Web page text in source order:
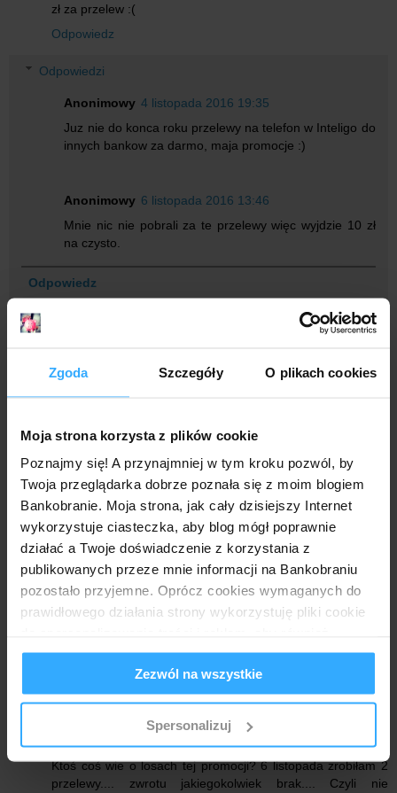
Zgoda Szczegóły O plikach cookies
Moja strona korzysta z plików cookie
Poznajmy się! A przynajmniej w tym kroku pozwól, by
Twoja przeglądarka dobrze poznała się z moim blogiem
Bankobranie. Moja strona, jak cały dzisiejszy Internet
wykorzystuje ciasteczka, aby blog mógł poprawnie
działać a Twoje doświadczenie z korzystania z
publikowanych przeze mnie informacji na Bankobraniu
pozostało przyjemne. Oprócz cookies wymaganych do
prawidłowego działania strony wykorzystuję pliki cookie
analizować ruch w mojej witrynie. Informacje o tym, jak
korzystasz z bloga, udostępniam moim partnerom
społecznościowym, reklamowym i analitycznym.
Partnerzy mogą połączyć te informacje z innymi danymi
korzystania z ich usług.
Zezwól na wszystkie
Spersonalizuj
zł za przelew :(
Odpowiedz
Odpowiedzi
Anonimowy 4 listopada 2016 19:35
Juz nie do konca roku przelewy na telefon w Inteligo do
innych bankow za darmo, maja promocje :)
Anonimowy 6 listopada 2016 13:46
Mnie nic nie pobrali za te przelewy więc wyjdzie 10 zł
na czysto.
Odpowiedz
Czy gdzieś jest licznik lub coś w tym stylu by wiedzieć czy
Anonimowy
5 listopada 2016 11:43
Nie, dopiero info o zakończeniu promo ma być na
stronie. Pewnie tutaj: http://iko.pkobp.pl/promocje/p2p/
Anonimowy 6 listopada 2016 13:48
Jedyna promocja przy której spotkałem się z licznikiem
to jest promocja mBnku z premiami za cashback. W
Ktoś coś wie o losach tej promocji? 6 listopada zrobiłam 2
przelewy.... zwrotu jakiegokolwiek brak.... Czyli nie